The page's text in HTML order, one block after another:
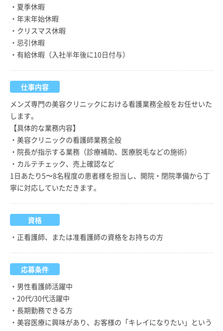
・夏季休暇
・年末年始休暇
・クリスマス休暇
・忌引休暇
・有給休暇（入社半年後に10日付与）
仕事内容
メンズ専門の美容クリニックにおける看護業務全般をお任せいた
します。
【具体的な業務内容】
・美容クリニックの看護師業務全般
・院長が指示する業務（診療補助、医療脱毛などの施術）
・カルテチェック、売上確認など
1日あたり5〜8名程度の患者様を担当し、開院・閉院準備から丁
寧に対応していただきます。
資格
・正看護師、または准看護師の資格をお持ちの方
応募条件
・男性看護師活躍中
・20代/30代活躍中
・長期勤務できる方
・美容医療に興味があり、お客様の「キレイになりたい」という